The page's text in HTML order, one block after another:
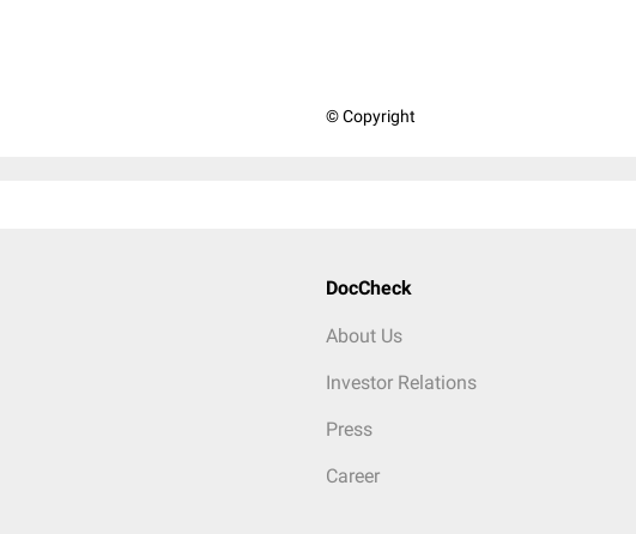
© Copyright
DocCheck
About Us
Investor Relations
Press
Career